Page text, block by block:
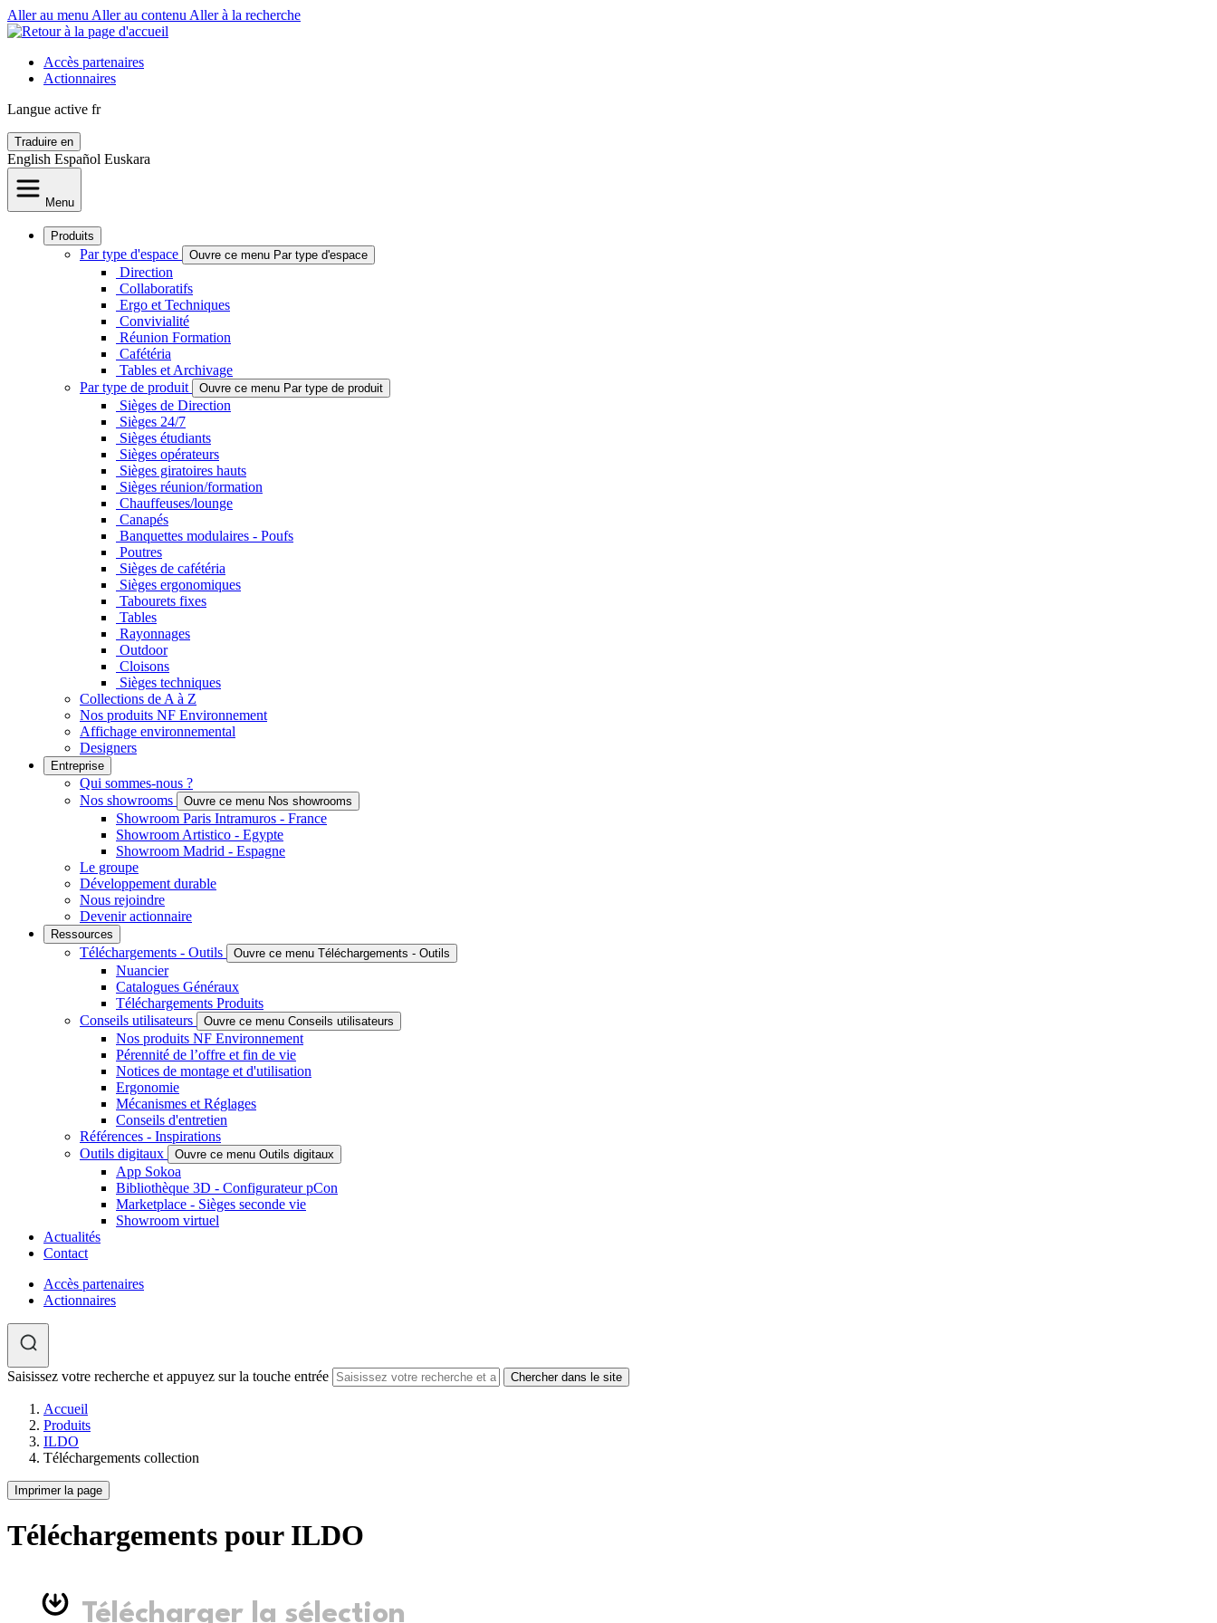
Aller au menu Aller au contenu Aller à la recherche
Accès partenaires
Actionnaires
Langue active fr
Traduire en
English Español Euskara
Menu
Produits
Par type d'espace Ouvre ce menu Par type d'espace
Direction
Collaboratifs
Ergo et Techniques
Convivialité
Réunion Formation
Cafétéria
Tables et Archivage
Par type de produit
Ouvre ce menu Par type de produit
Sièges de Direction
Sièges 24/7
Sièges étudiants
Sièges opérateurs
Sièges giratoires hauts
Sièges réunion/formation
Chauffeuses/lounge
Canapés
Banquettes modulaires - Poufs
Poutres
Sièges de cafétéria
Sièges ergonomiques
Tabourets fixes
Tables
Rayonnages
Outdoor
Cloisons
Sièges techniques
Collections de A à Z
Nos produits NF Environnement
Affichage environnemental
Designers
Entreprise
Qui sommes-nous ?
Nos showrooms
Ouvre ce menu Nos showrooms
Showroom Paris Intramuros - France
Showroom Artistico - Egypte
Showroom Madrid - Espagne
Le groupe
Développement durable
Nous rejoindre
Devenir actionnaire
Ressources
Téléchargements - Outils Ouvre ce menu Téléchargements - Outils
Nuancier
Catalogues Généraux
Téléchargements Produits
Conseils utilisateurs
Ouvre ce menu Conseils utilisateurs
Nos produits NF Environnement
Pérennité de l’offre et fin de vie
Notices de montage et d'utilisation
Ergonomie
Mécanismes et Réglages
Conseils d'entretien
Références - Inspirations
Outils digitaux
Ouvre ce menu Outils digitaux
App Sokoa
Bibliothèque 3D - Configurateur pCon
Marketplace - Sièges seconde vie
Showroom virtuel
Actualités
Contact
Accès partenaires
Actionnaires
Saisissez votre recherche et appuyez sur la touche entrée
Accueil
Produits
ILDO
Téléchargements collection
Imprimer la page
Téléchargements pour ILDO
Télécharger la sélection